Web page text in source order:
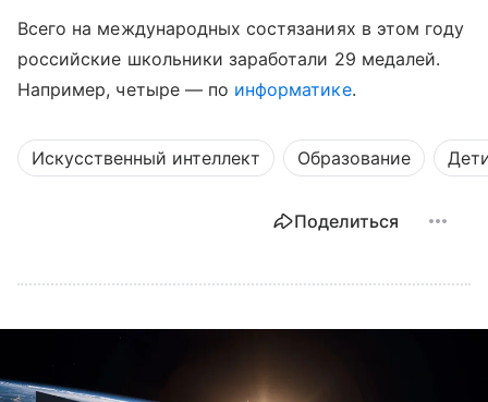
Всего на международных состязаниях в этом году
российские школьники заработали 29 медалей.
Например, четыре — по информатике.
Искусственный интеллект Образование
Поделиться